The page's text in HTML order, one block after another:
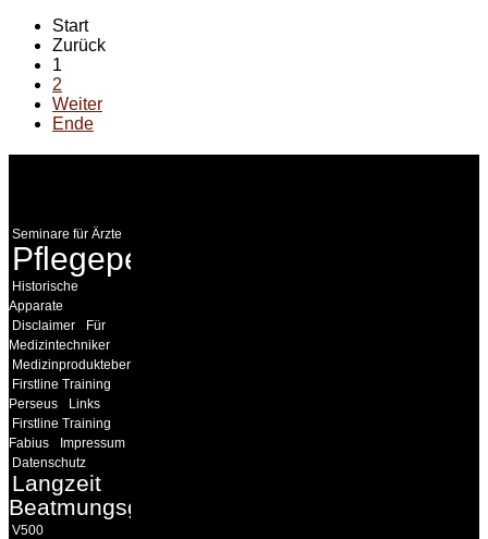
Start
Zurück
1
2
Weiter
Ende
Seminare für Ärzte
Pflegepersonal
Historische
Apparate
Disclaimer
Für
Medizintechniker
Medizinprodukteberater
Firstline Training
Perseus
Links
Firstline Training
Fabius
Impressum
Datenschutz
Langzeit
Beatmungsgeräte
V500